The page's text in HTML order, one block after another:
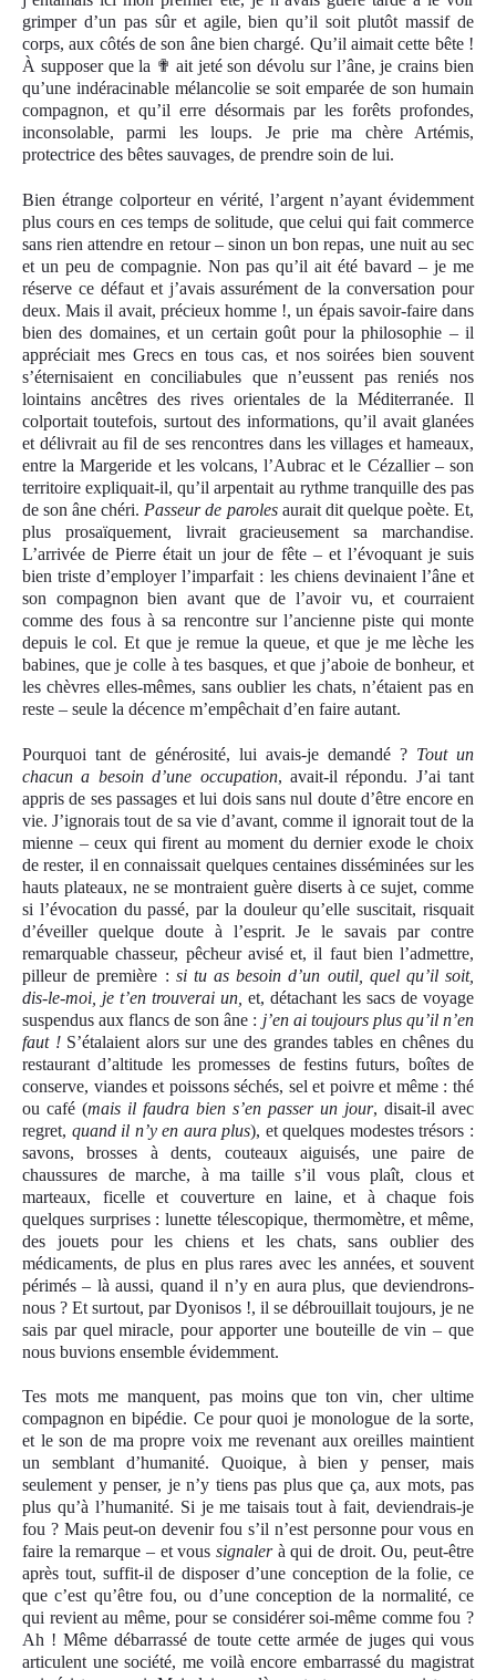
grimper d’un pas sûr et agile, bien qu’il soit plutôt massif de
corps, aux côtés de son âne bien chargé. Qu’il aimait cette bête !
À supposer que la ✟ ait jeté son dévolu sur l’âne, je crains bien
qu’une indéracinable mélancolie se soit emparée de son humain
compagnon, et qu’il erre désormais par les forêts profondes,
inconsolable, parmi les loups. Je prie ma chère Artémis,
protectrice des bêtes sauvages, de prendre soin de lui.
Bien étrange colporteur en vérité, l’argent n’ayant évidemment
plus cours en ces temps de solitude, que celui qui fait commerce
sans rien attendre en retour – sinon un bon repas, une nuit au sec
et un peu de compagnie. Non pas qu’il ait été bavard – je me
réserve ce défaut et j’avais assurément de la conversation pour
deux. Mais il avait, précieux homme !, un épais savoir-faire dans
bien des domaines, et un certain goût pour la philosophie – il
appréciait mes Grecs en tous cas, et nos soirées bien souvent
s’éternisaient en conciliabules que n’eussent pas reniés nos
lointains ancêtres des rives orientales de la Méditerranée. Il
colportait toutefois, surtout des informations, qu’il avait glanées
et délivrait au fil de ses rencontres dans les villages et hameaux,
entre la Margeride et les volcans, l’Aubrac et le Cézallier – son
territoire expliquait-il, qu’il arpentait au rythme tranquille des pas
de son âne chéri. Passeur de parolesaurait dit quelque poète. Et,
plus prosaïquement, livrait gracieusement sa marchandise.
L’arrivée de Pierre était un jour de fête – et l’évoquant je suis
bien triste d’employer l’imparfait : les chiens devinaient l’âne et
son compagnon bien avant que de l’avoir vu, et courraient
comme des fous à sa rencontre sur l’ancienne piste qui monte
depuis le col. Et que je remue la queue, et que je me lèche les
babines, que je colle à tes basques, et que j’aboie de bonheur, et
les chèvres elles-mêmes, sans oublier les chats, n’étaient pas en
reste – seule la décence m’empêchait d’en faire autant.
Pourquoi tant de générosité, lui avais-je demandé ? Tout un
chacun a besoin d’une occupation, avait-il répondu. J’ai tant
appris de ses passages et lui dois sans nul doute d’être encore en
vie. J’ignorais tout de sa vie d’avant, comme il ignorait tout de la
mienne – ceux qui firent au moment du dernier exode le choix
de rester, il en connaissait quelques centaines disséminées sur les
hauts plateaux, ne se montraient guère diserts à ce sujet, comme
si l’évocation du passé, par la douleur qu’elle suscitait, risquait
d’éveiller quelque doute à l’esprit. Je le savais par contre
remarquable chasseur, pêcheur avisé et, il faut bien l’admettre,
pilleur de première : si tu as besoin d’un outil, quel qu’il soit,
dis-le-moi, je t’en trouverai un, et, détachant les sacs de voyage
suspendus aux flancs de son âne : j’en ai toujours plus qu’il n’en
faut !S’étalaient alors sur une des grandes tables en chênes du
restaurant d’altitude les promesses de festins futurs, boîtes de
conserve, viandes et poissons séchés, sel et poivre et même : thé
ou café (mais il faudra bien s’en passer un jour, disait-il avec
regret, quand il n’y en aura plus), et quelques modestes trésors :
savons, brosses à dents, couteaux aiguisés, une paire de
chaussures de marche, à ma taille s’il vous plaît, clous et
marteaux, ficelle et couverture en laine, et à chaque fois
quelques surprises : lunette télescopique, thermomètre, et même,
des jouets pour les chiens et les chats, sans oublier des
médicaments, de plus en plus rares avec les années, et souvent
périmés – là aussi, quand il n’y en aura plus, que deviendrons-
nous ? Et surtout, par Dyonisos !, il se débrouillait toujours, je ne
sais par quel miracle, pour apporter une bouteille de vin – que
nous buvions ensemble évidemment.
Tes mots me manquent, pas moins que ton vin, cher ultime
compagnon en bipédie. Ce pour quoi je monologue de la sorte,
et le son de ma propre voix me revenant aux oreilles maintient
un semblant d’humanité. Quoique, à bien y penser, mais
seulement y penser, je n’y tiens pas plus que ça, aux mots, pas
plus qu’à l’humanité. Si je me taisais tout à fait, deviendrais-je
fou ? Mais peut-on devenir fou s’il n’est personne pour vous en
faire la remarque – et vous signalerà qui de droit. Ou, peut-être
après tout, suffit-il de disposer d’une conception de la folie, ce
que c’est qu’être fou, ou d’une conception de la normalité, ce
qui revient au même, pour se considérer soi-même comme fou ?
Ah ! Même débarrassé de toute cette armée de juges qui vous
articulent une société, me voilà encore embarrassé du magistrat